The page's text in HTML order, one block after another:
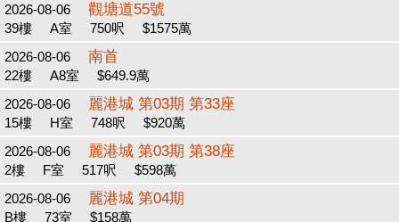
2026-08-06
觀塘道55號
39樓 A室 750呎
$1575萬
2026-08-06
南首
22樓 A8室
$649.9萬
2026-08-06
麗港城 第03期 第33座
15樓 H室 748呎
$920萬
2026-08-06
麗港城 第03期 第38座
2樓 F室 517呎
$598萬
2026-08-06
麗港城 第04期
B樓 73室 $158萬